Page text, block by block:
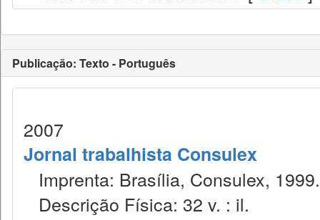
Publicação: Texto - Português
2007
Jornal trabalhista Consulex
Imprenta: Brasília, Consulex, 1999.
Descrição Física: 32 v. : il.